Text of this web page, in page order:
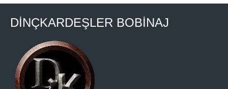
DİNÇKARDEŞLER BOBİNAJ